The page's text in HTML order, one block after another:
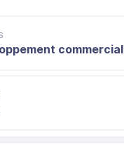
commercial